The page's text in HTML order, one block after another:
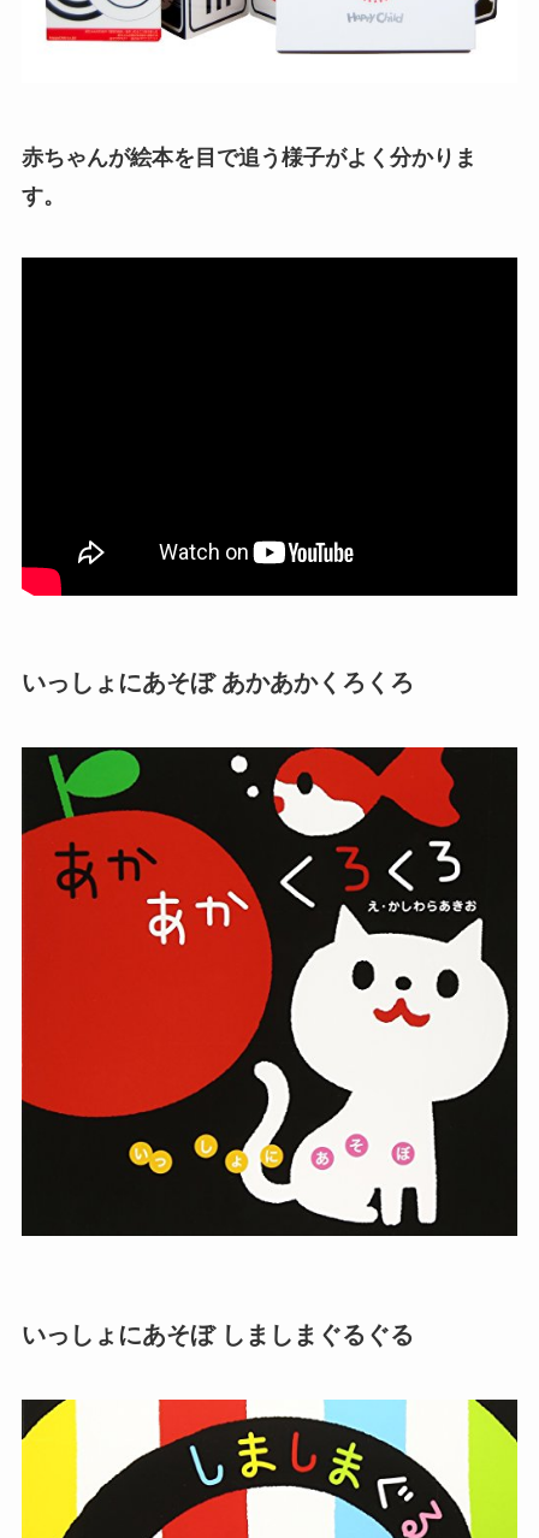
赤ちゃんが絵本を目で追う様子がよく分かりま
す。
いっしょにあそぼ あかあかくろくろ
いっしょにあそぼ しましまぐるぐる